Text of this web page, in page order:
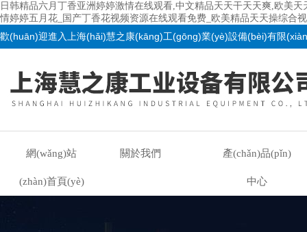
日韩精品六月丁香亚洲婷婷激情在线观看,中文精品天天干天天爽,欧美
情婷婷五月花_国产丁香花视频资源在线观看免费_欧美精品天天操综合
歡(huān)迎進入上海(hǎi)慧之康(kāng)工(gōng)業(yè)設備(bèi)有限(xiàn)
網(wǎng)站
(zhàn)首頁(yè)
關於我們 產(chǎn)品(pǐn)
中心